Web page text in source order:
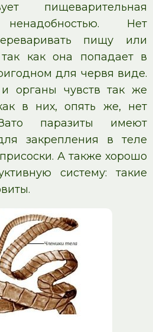
пищеварительная
Нет
пищу или
как она попадает в
для червя виде.
органы чувств так же
в них, опять же, нет
Зато паразиты имеют
закрепления в теле
А также хорошо
систему: такие